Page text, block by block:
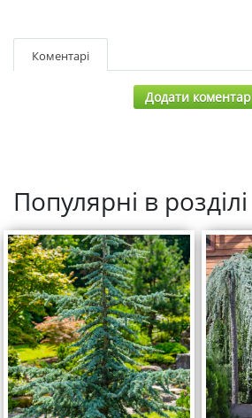
Коментарі
Додати коментар
Популярні в розділі